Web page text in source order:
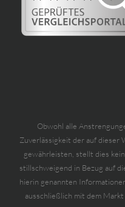
Obwohl alle
Zuverlässigkeit der auf dieser
gewährleisten, stellt dies
stillschweigend in Bezug auf
hierin genannten
ausschließlich mit dem